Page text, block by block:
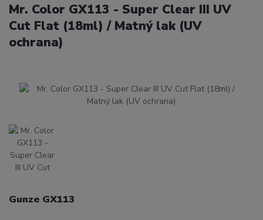
Mr. Color GX113 - Super Clear III UV
Cut Flat (18ml) / Matný lak (UV
ochrana)
Gunze GX113